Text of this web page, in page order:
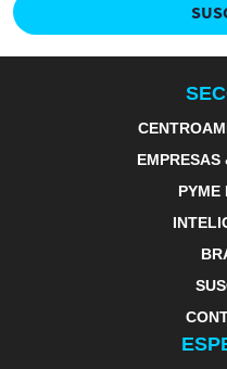
PYME